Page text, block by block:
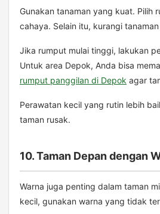
Gunakan tanaman yang kuat. Pilih
cahaya. Selain itu, kurangi
Jika rumput mulai tinggi, lakukan
Untuk area Depok, Anda bisa
rumput panggilan di Depok agar
Perawatan kecil yang rutin lebih
taman rusak.
10. Taman Depan dengan
Warna juga penting dalam taman
kecil, gunakan warna yang tidak